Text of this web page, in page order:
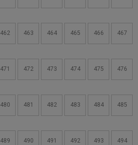
462 463 464 465 466 467
471 472 473 474 475 476
480 481 482 483 484 485
489 490 491 492 493 494